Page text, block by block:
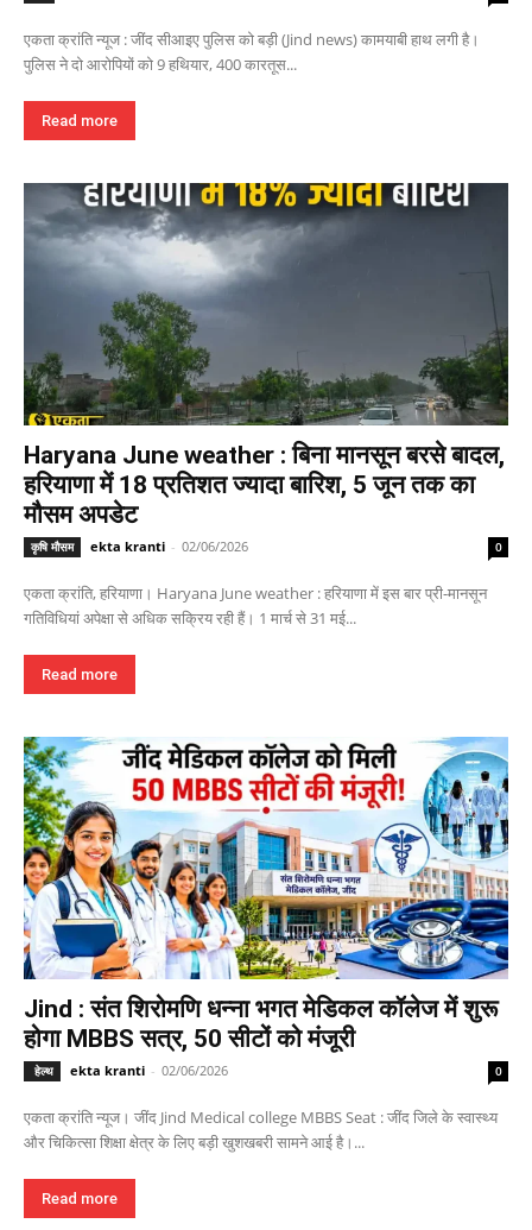
एकता क्रांति न्यूज : जींद सीआइए पुलिस को बड़ी (Jind news) कामयाबी हाथ लगी है।
पुलिस ने दो आरोपियों को 9 हथियार, 400 कारतूस...
Read more
Haryana June weather : बिना मानसून बरसे बादल,
हरियाणा में 18 प्रतिशत ज्यादा बारिश, 5 जून तक का
मौसम अपडेट
कृषि मौसम ekta kranti - 02/06/2026 0
एकता क्रांति, हरियाणा। Haryana June weather : हरियाणा में इस बार प्री-मानसून
गतिविधियां अपेक्षा से अधिक सक्रिय रही हैं। 1 मार्च से 31 मई...
Read more
Jind : संत शिरोमणि धन्ना भगत मेडिकल कॉलेज में शुरू
होगा MBBS सत्र, 50 सीटों को मंजूरी
हेल्थ ekta kranti - 02/06/2026 0
एकता क्रांति न्यूज। जींद Jind Medical college MBBS Seat : जींद जिले के स्वास्थ्य
और चिकित्सा शिक्षा क्षेत्र के लिए बड़ी खुशखबरी सामने आई है।...
Read more